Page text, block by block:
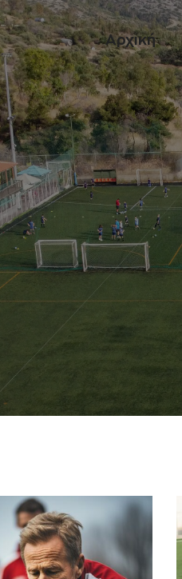
Αρχική